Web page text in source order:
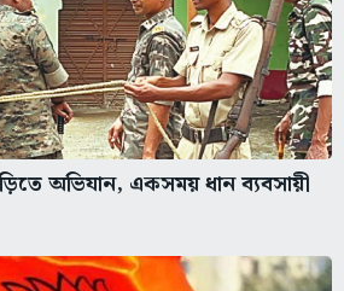
অভিযান, একসময় ধান ব্যবসায়ী